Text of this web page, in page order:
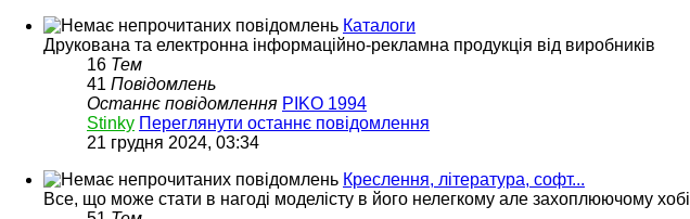
Каталоги
Друкована та електронна інформаційно-рекламна продукція від виробників
16 Тем
41 Повідомлень
Останнє повідомлення PIKO 1994
Stinky Переглянути останнє повідомлення
21 грудня 2024, 03:34
Креслення, література, софт...
Все, що може стати в нагоді моделісту в його нелегкому але захоплюючому хобі